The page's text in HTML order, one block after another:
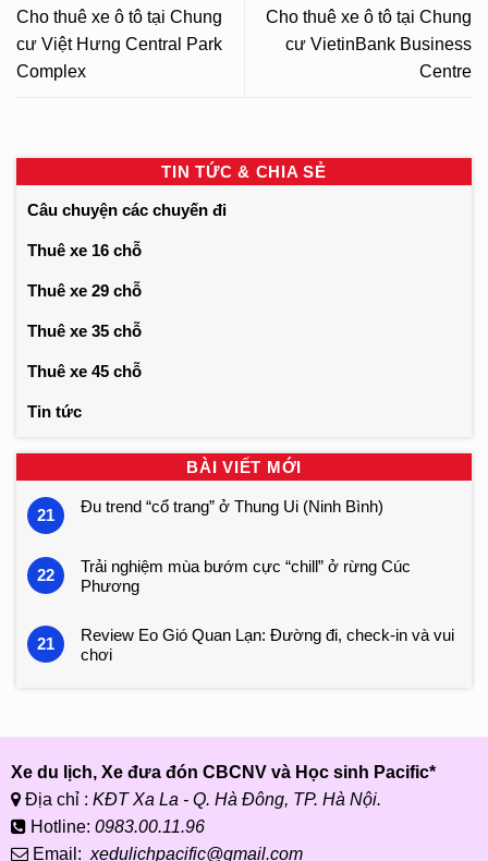
Cho thuê xe ô tô tại Chung
cư Việt Hưng Central Park
Complex
Cho thuê xe ô tô tại Chung
cư VietinBank Business
Centre
TIN TỨC & CHIA SẺ
Câu chuyện các chuyến đi
Thuê xe 16 chỗ
Thuê xe 29 chỗ
Thuê xe 35 chỗ
Thuê xe 45 chỗ
Tin tức
BÀI VIẾT MỚI
21 Đu trend “cổ trang” ở Thung Ui (Ninh Bình)
22
Trải nghiệm mùa bướm cực “chill” ở rừng Cúc
Phương
21
Review Eo Gió Quan Lạn: Đường đi, check-in và vui
chơi
Xe du lịch, Xe đưa đón CBCNV và Học sinh Pacific*
Địa chỉ : KĐT Xa La - Q. Hà Đông, TP. Hà Nội.
Hotline: 0983.00.11.96
Email: xedulichpacific@gmail.com